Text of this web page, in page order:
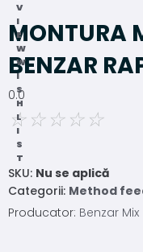
V
I
E
W
W
I
S
H
L
I
S
T
MONTURA
BENZAR
0.0
☆ ☆ ☆ ☆ ☆
SKU: Nu se aplică
Categorii: Method
Producator: Benzar Mix